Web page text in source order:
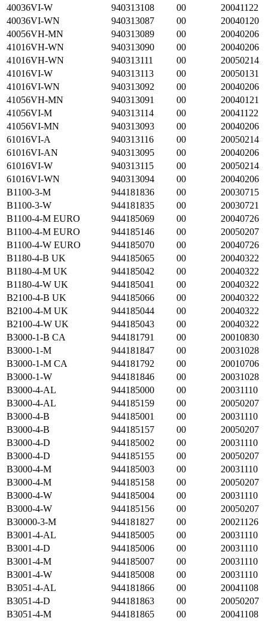
40036VI-W
940313108 00
20041122
40036VI-WN
940313087 00
20040120
40056VH-MN
940313089 00
20040206
41016VH-WN
940313090 00
20040206
41016VH-WN
940313111 00
20050214
41016VI-W
940313113 00
20050131
41016VI-WN
940313092 00
20040206
41056VH-MN
940313091 00
20040121
41056VI-M
940313114 00
20041122
41056VI-MN
940313093 00
20040206
61016VI-A
940313116 00
20050214
61016VI-AN
940313095 00
20040206
61016VI-W
940313115 00
20050214
61016VI-WN
940313094 00
20040206
B1100-3-M
944181836 00
20030715
B1100-3-W
944181835 00
20030721
B1100-4-M EURO
944185069 00
20040726
B1100-4-M EURO
944185146 00
20050207
B1100-4-W EURO
944185070 00
20040726
B1180-4-B UK
944185065 00
20040322
B1180-4-M UK
944185042 00
20040322
B1180-4-W UK
944185041 00
20040322
B2100-4-B UK
944185066 00
20040322
B2100-4-M UK
944185044 00
20040322
B2100-4-W UK
944185043 00
20040322
B3000-1-B CA
944181791 00
20010830
B3000-1-M
944181847 00
20031028
B3000-1-M CA
944181792 00
20010706
B3000-1-W
944181846 00
20031028
B3000-4-AL
944185000 00
20031110
B3000-4-AL
944185159 00
20050207
B3000-4-B
944185001 00
20031110
B3000-4-B
944185157 00
20050207
B3000-4-D
944185002 00
20031110
B3000-4-D
944185155 00
20050207
B3000-4-M
944185003 00
20031110
B3000-4-M
944185158 00
20050207
B3000-4-W
944185004 00
20031110
B3000-4-W
944185156 00
20050207
B30000-3-M
944181827 00
20021126
B3001-4-AL
944185005 00
20031110
B3001-4-D
944185006 00
20031110
B3001-4-M
944185007 00
20031110
B3001-4-W
944185008 00
20031110
B3051-4-AL
944181866 00
20041108
B3051-4-D
944181863 00
20050207
B3051-4-M
944181865 00
20041108